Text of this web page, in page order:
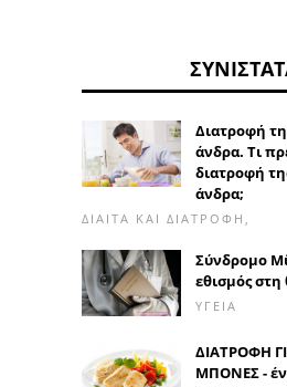
Διατροφή
άνδρα. Τι
διατροφή
άνδρα;
ΔΊΑΙΤΑ ΚΑΙ ΔΙΑΤΡΟΦΉ,
Σύνδρομο
εθισμός στη
ΥΓΕΊΑ
ΔΙΑΤΡΟΦΗ
ΜΠΟΝΕΣ -